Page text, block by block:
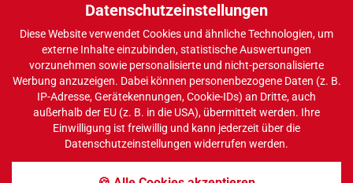
Datenschutzeinstellungen
Diese Website verwendet Cookies und ähnliche Technologien, um
externe Inhalte einzubinden, statistische Auswertungen
vorzunehmen sowie personalisierte und nicht-personalisierte
Werbung anzuzeigen. Dabei können personenbezogene Daten (z. B.
IP-Adresse, Gerätekennungen, Cookie-IDs) an Dritte, auch
außerhalb der EU (z. B. in die USA), übermittelt werden. Ihre
Einwilligung ist freiwillig und kann jederzeit über die
Datenschutzeinstellungen widerrufen werden.
INTERAKTIV
Gutscheine
Gästebuch
Bewertungen